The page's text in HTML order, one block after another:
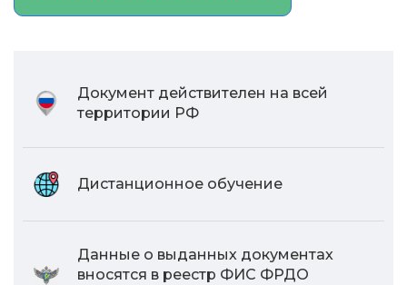
Документ действителен на всей
территории РФ
Дистанционное обучение
Данные о выданных документах
вносятся в реестр ФИС ФРДО